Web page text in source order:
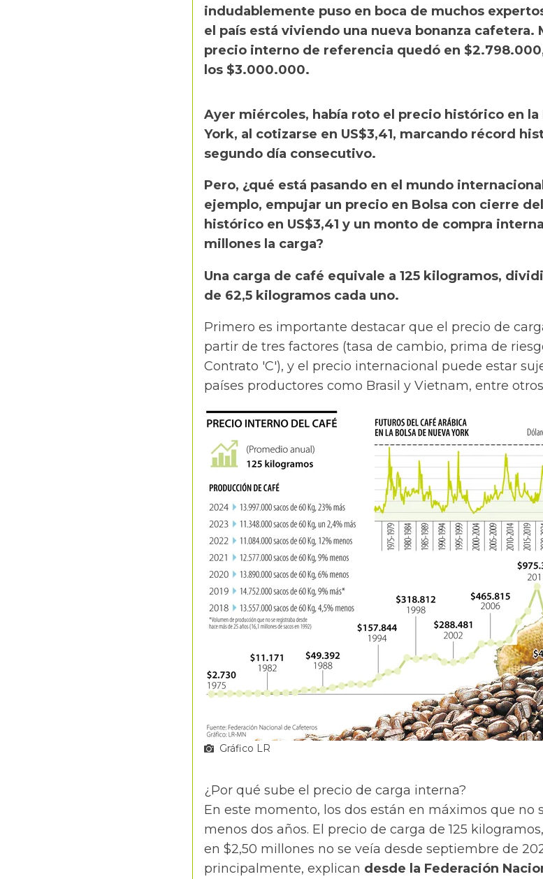
indudablemente puso en boca de muchos
el país está viviendo una nueva bonanza cafetera.
precio interno de referencia quedó en
los $3.000.000.
Ayer miércoles, había roto el precio histórico en la
York, al cotizarse en US$3,41, marcando récord
segundo día consecutivo.
Pero, ¿qué está pasando en el mundo
ejemplo, empujar un precio en Bolsa con cierre
histórico en US$3,41 y un monto de compra
millones la carga?
Una carga de café equivale a 125 kilogramos,
de 62,5 kilogramos cada uno.
Primero es importante destacar que el precio de
partir de tres factores (tasa de cambio, prima de
Contrato 'C'), y el precio internacional puede estar
países productores como Brasil y Vietnam, entre
Gráfico LR
¿Por qué sube el precio de carga interna?
En este momento, los dos están en máximos que no
menos dos años. El precio de carga de 125
en $2,50 millones no se veía desde septiembre de
principalmente, explican desde la Federación